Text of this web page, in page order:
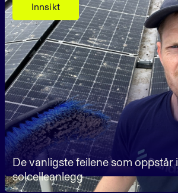
Innsikt
De vanligste feilene som oppstår i
solcelleanlegg